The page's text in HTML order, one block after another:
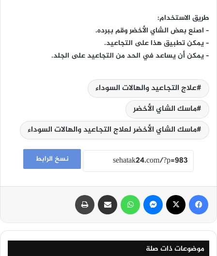
طريق الاستخدام:
– اصنع بعض الشاي الأخضر وقم ببرده.
– يمكن تطبيق هذا على التجاعيد.
– يمكن أن يساعد في الحد من التجاعيد على الجلد.
علاج التجاعيد والهالات السوداء
ماسك الشاي الأخضر
ماسك الشاي الأخضر لعلاج التجاعيد والهالات السوداء
نسخ الرابط
فيسبوك ماسنجر واتساب مشاركة عبر البريد
موضوعات ذات صلة